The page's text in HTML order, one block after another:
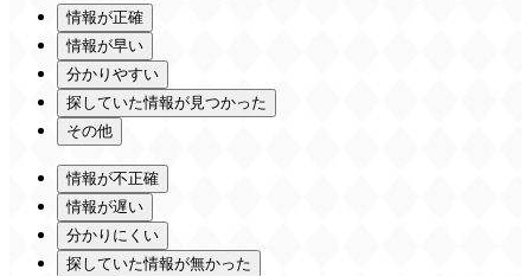
情報が正確
情報が早い
分かりやすい
探していた情報が見つかった
その他
情報が不正確
情報が遅い
分かりにくい
探していた情報が無かった